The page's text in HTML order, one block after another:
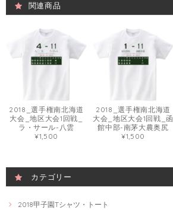
関連商品
2018_選手権南北海道
大会_地区大会1回戦_
ラ・サール-八雲
¥1,500
2018_選手権南北海道
大会_地区大会1回戦_函
館中部-南茅大農奥尻
¥1,500
カテゴリー
2018甲子園Tシャツ・トート